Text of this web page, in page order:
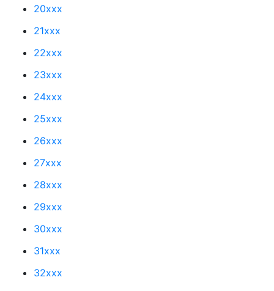
20xxx
21xxx
22xxx
23xxx
24xxx
25xxx
26xxx
27xxx
28xxx
29xxx
30xxx
31xxx
32xxx